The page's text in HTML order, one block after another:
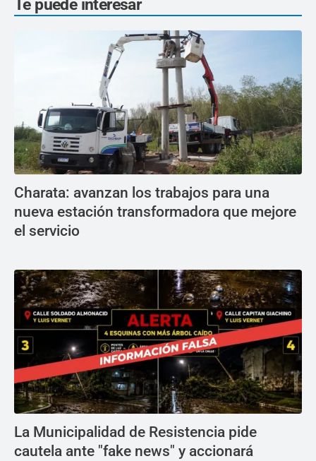
Te puede interesar
Charata: avanzan los trabajos para una
nueva estación transformadora que mejore
el servicio
La Municipalidad de Resistencia pide
cautela ante "fake news" y accionará